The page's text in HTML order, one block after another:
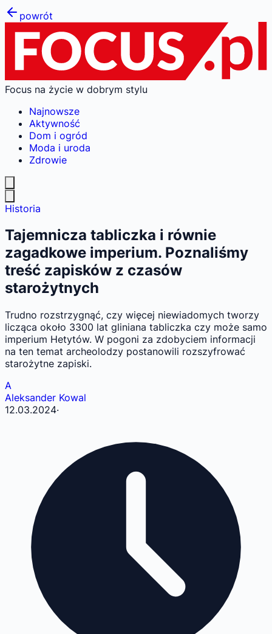
powrót
Focus na życie w dobrym stylu
Najnowsze
Aktywność
Dom i ogród
Moda i uroda
Zdrowie
Historia
Tajemnicza tabliczka i równie
zagadkowe imperium. Poznaliśmy
treść zapisków z czasów
starożytnych
Trudno rozstrzygnąć, czy więcej niewiadomych tworzy
licząca około 3300 lat gliniana tabliczka czy może samo
imperium Hetytów. W pogoni za zdobyciem informacji
na ten temat archeolodzy postanowili rozszyfrować
starożytne zapiski.
A
Aleksander Kowal
12.03.2024·